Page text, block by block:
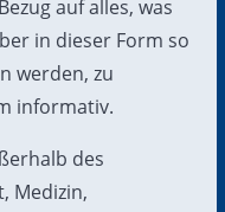
auf alles, was
in dieser Form so
werden, zu
informativ.
des
Medizin,